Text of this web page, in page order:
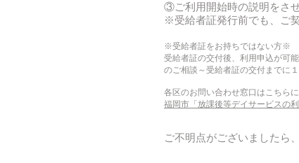
③ご利用開始時の説明をさせ
※受給者証発行前でも、ご
※受給者証をお持ちではない方※
受給者証の交付後、利用申込が可
のご相談～受給者証の交付までに
各区のお問い合わせ窓口はこちら
福岡市「放課後等デイサービスの利
ご不明点がございましたら、